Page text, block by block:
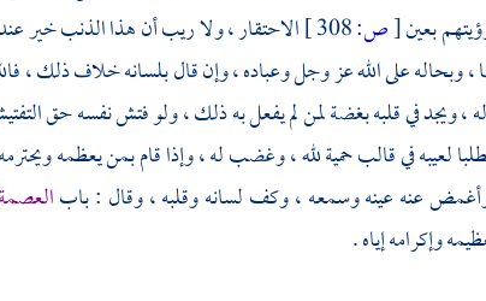
بعين[ص:
الاحتقار ، ولا ريب أن هذا الذنب خير
، وبحاله على الله عز وجل وعباده ، وإن قال بلسانه خلاف ذلك ،
، ويجد في قلبه بغضة لمن لم يفعل به ذلك ، ولو فتش نفسه حق
لعيبه في قالب حمية لله ، وغضب له ، وإذا قام بمن يعظمه
عنه عينه وسمعه ، وكف لسانه وقلبه ، وقال : باب
وإكرامه إياه .